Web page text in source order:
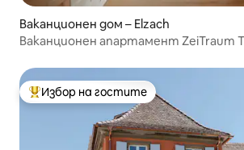
Ваканционен дом – Elzach
Ваканционен апартамент ZeiTraum
Най-популярен избор на гостите
Избор на гостите